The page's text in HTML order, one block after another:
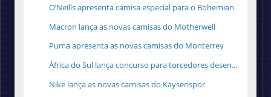
O’Neills apresenta camisa especial para o Bohemian
Macron lança as novas camisas do Motherwell
Puma apresenta as novas camisas do Monterrey
África do Sul lança concurso para torcedores desen...
Nike lança as novas camisas do Kayserispor